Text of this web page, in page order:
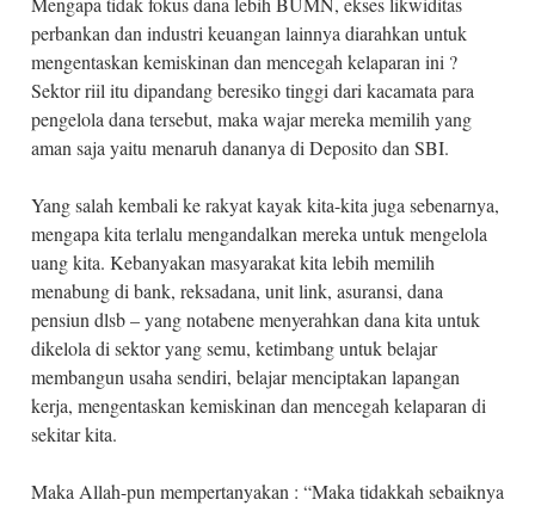
perbankan dan industri keuangan lainnya diarahkan untuk
mengentaskan kemiskinan dan mencegah kelaparan ini ?
Sektor riil itu dipandang beresiko tinggi dari kacamata para
pengelola dana tersebut, maka wajar mereka memilih yang
aman saja yaitu menaruh dananya di Deposito dan SBI.
Yang salah kembali ke rakyat kayak kita-kita juga sebenarnya,
mengapa kita terlalu mengandalkan mereka untuk mengelola
uang kita. Kebanyakan masyarakat kita lebih memilih
menabung di bank, reksadana, unit link, asuransi, dana
pensiun dlsb – yang notabene menyerahkan dana kita untuk
dikelola di sektor yang semu, ketimbang untuk belajar
membangun usaha sendiri, belajar menciptakan lapangan
kerja, mengentaskan kemiskinan dan mencegah kelaparan di
sekitar kita.
Maka Allah-pun mempertanyakan : “Maka tidakkah sebaiknya